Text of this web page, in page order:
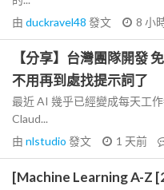
由 duckravel48 發文 8 小
【分享】台灣團隊開發
不用再到處找提示詞了
最近 AI 幾乎已經變成每天工
Claud...
由 nlstudio 發文 1 天前
[Machine Learning A-Z